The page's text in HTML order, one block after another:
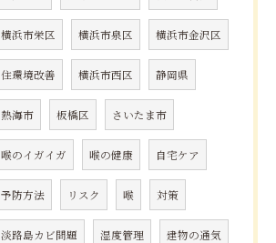
横浜市栄区 横浜市泉区 横浜市金沢区
住環境改善 横浜市西区 静岡県
熱海市 板橋区 さいたま市
喉のイガイガ 喉の健康 自宅ケア
予防方法 リスク 喉 対策
淡路島カビ問題 湿度管理 建物の通気